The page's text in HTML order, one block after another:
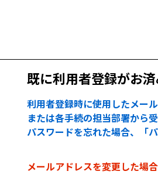
既に利用者登録がお
利用者登録時に使用したメール
または各手続の担当部署から
パスワードを忘れた場合、「
メールアドレスを変更した場